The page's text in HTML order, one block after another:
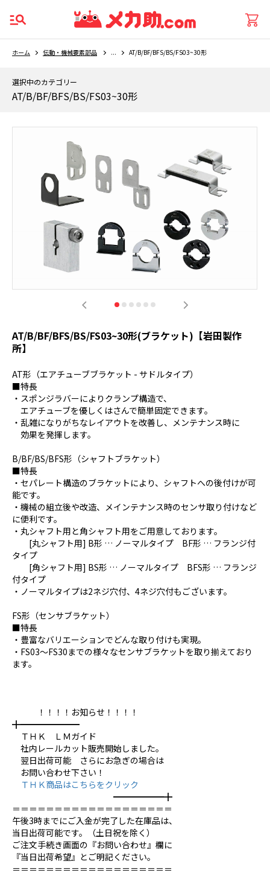
ホーム 伝動・機械要素部品 ... AT/B/BF/BFS/BS/FS03~30形
選択中のカテゴリー
AT/B/BF/BFS/BS/FS03~30形
AT/B/BF/BFS/BS/FS03~30形(ブラケット)【岩田製作
所】
AT形（エアチューブブラケット - サドルタイプ）
■特長
・スポンジラバーによりクランプ構造で、
エアチューブを優しくはさんで簡単固定できます。
・乱雑になりがちなレイアウトを改善し、メンテナンス時に
効果を発揮します。
B/BF/BS/BFS形（シャフトブラケット）
■特長
・セパレート構造のブラケットにより、シャフトへの後付けが可
能です。
・機械の組立後や改造、メインテナンス時のセンサ取り付けなど
に便利です。
・丸シャフト用と角シャフト用をご用意しております。
[丸シャフト用] B形 … ノーマルタイプ BF形 … フランジ付
タイプ
[角シャフト用] BS形 … ノーマルタイプ BFS形 … フランジ
付タイプ
・ノーマルタイプは2ネジ穴付、4ネジ穴付もございます。
FS形（センサブラケット）
■特長
・豊富なバリエーションでどんな取り付けも実現。
・FS03～FS30までの様々なセンサブラケットを取り揃えており
ます。
！！！！お知らせ！！！！
╋━━━━━━━
ＴＨＫ ＬＭガイド
社内レールカット販売開始しました。
翌日出荷可能 さらにお急ぎの場合は
お問い合わせ下さい！
ＴＨＫ商品はこちらをクリック
━━━━━━╋
＝＝＝＝＝＝＝＝＝＝＝＝＝＝＝＝＝＝＝
午後3時までにご入金が完了した在庫品は、
当日出荷可能です。（土日祝を除く）
ご注文手続き画面の『お問い合わせ』欄に
『当日出荷希望』とご明記ください。
＝＝＝＝＝＝＝＝＝＝＝＝＝＝＝＝＝＝＝